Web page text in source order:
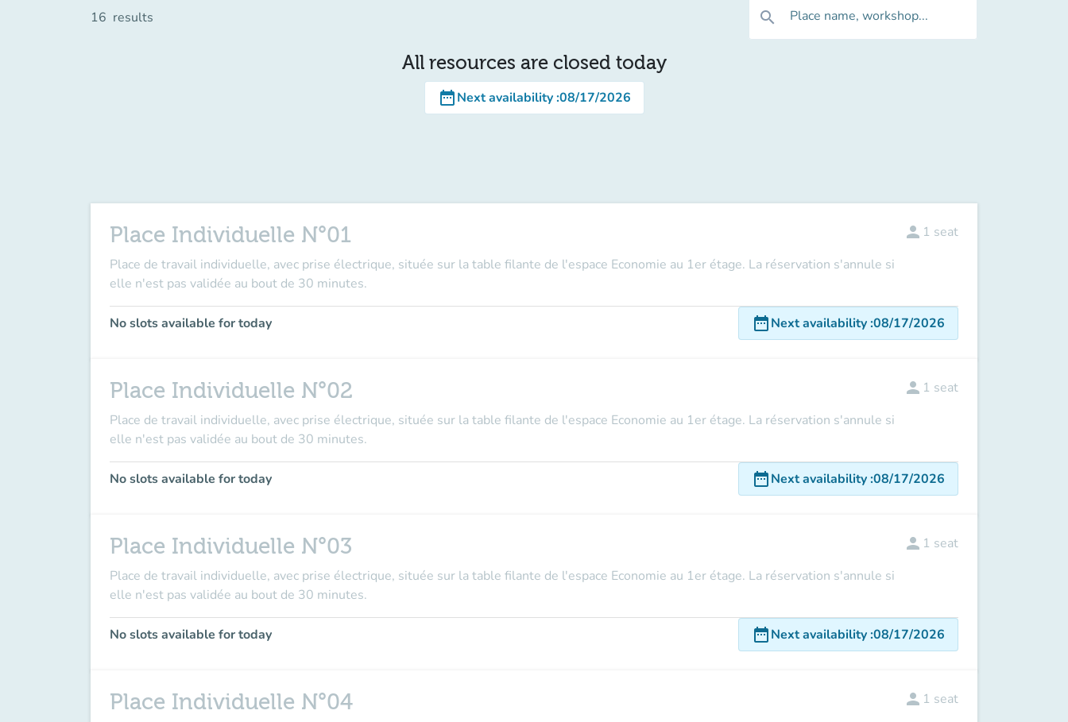
16 results search Place name, workshop...
All resources are closed today
date_rangeNext availability:08/17/2026
Place Individuelle N°01
Place de travail individuelle, avec prise électrique, située sur la table filante de l'espace Economie au 1er étage. La réservation s'annule si
elle n'est pas validée au bout de 30 minutes.
person 1 seat
No slots available for today date_rangeNext availability:08/17/2026
Place Individuelle N°02
Place de travail individuelle, avec prise électrique, située sur la table filante de l'espace Economie au 1er étage. La réservation s'annule si
elle n'est pas validée au bout de 30 minutes.
person 1 seat
No slots available for today date_rangeNext availability:08/17/2026
Place Individuelle N°03
Place de travail individuelle, avec prise électrique, située sur la table filante de l'espace Economie au 1er étage. La réservation s'annule si
elle n'est pas validée au bout de 30 minutes.
person 1 seat
No slots available for today date_rangeNext availability:08/17/2026
Place Individuelle N°04 person 1 seat